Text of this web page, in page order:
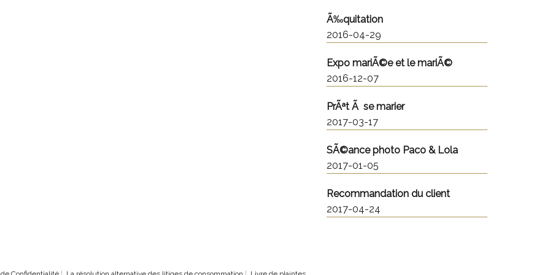
Ã‰quitation
2016-04-29
Expo mariÃ©e et le mariÃ©
2016-12-07
PrÃªt Ã se marier
2017-03-17
SÃ©ance photo Paco & Lola
2017-01-05
Recommandation du client
2017-04-24